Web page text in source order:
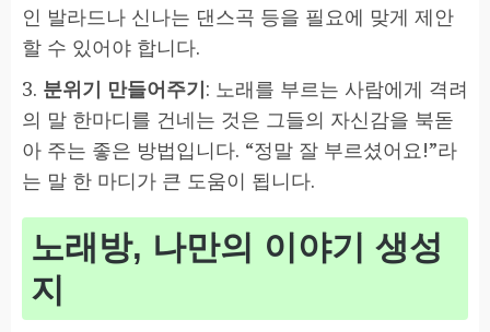
인 발라드나 신나는 댄스곡 등을 필요에 맞게 제안
할 수 있어야 합니다.
3. 분위기 만들어주기: 노래를 부르는 사람에게 격려
의 말 한마디를 건네는 것은 그들의 자신감을 북돋
아 주는 좋은 방법입니다. “정말 잘 부르셨어요!”라
는 말 한 마디가 큰 도움이 됩니다.
노래방, 나만의 이야기 생성
지